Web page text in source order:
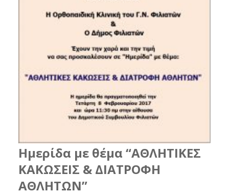
Ημερίδα με θέμα “ΑΘΛΗΤΙΚΕΣ
ΚΑΚΩΣΕΙΣ & ΔΙΑΤΡΟΦΗ
ΑΘΛΗΤΩΝ”